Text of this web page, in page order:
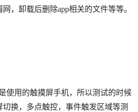
，卸载后删除app相关的文件等等。
使用的触摸屏手机，所以测试的时候
换，多点触控，事件触发区域等测